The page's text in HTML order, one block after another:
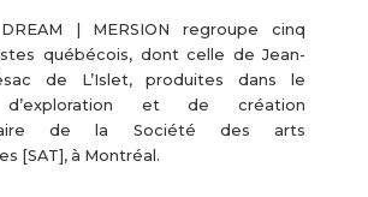
DREAM | MERSION regroupe cinq
québécois, dont celle de Jean-
de L’Islet, produites dans le
d’exploration et de création
de la Société des arts
[SAT], à Montréal.